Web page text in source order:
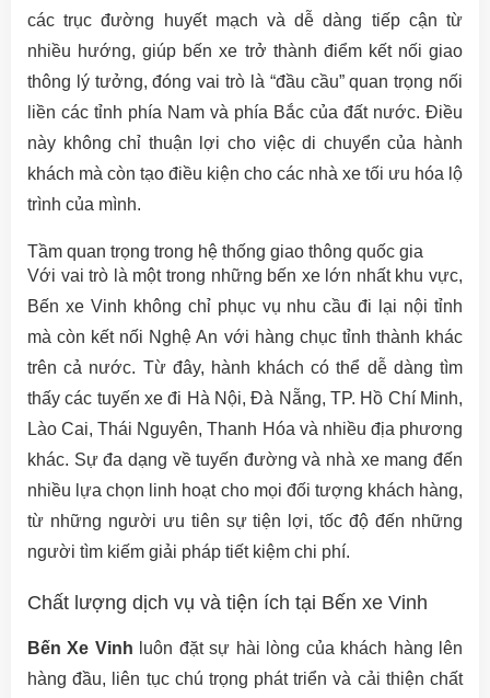
các trục đường huyết mạch và dễ dàng tiếp cận từ
nhiều hướng, giúp bến xe trở thành điểm kết nối giao
thông lý tưởng, đóng vai trò là “đầu cầu” quan trọng nối
liền các tỉnh phía Nam và phía Bắc của đất nước. Điều
này không chỉ thuận lợi cho việc di chuyển của hành
khách mà còn tạo điều kiện cho các nhà xe tối ưu hóa lộ
trình của mình.
Tầm quan trọng trong hệ thống giao thông quốc gia
Với vai trò là một trong những bến xe lớn nhất khu vực,
Bến xe Vinh không chỉ phục vụ nhu cầu đi lại nội tỉnh
mà còn kết nối Nghệ An với hàng chục tỉnh thành khác
trên cả nước. Từ đây, hành khách có thể dễ dàng tìm
thấy các tuyến xe đi Hà Nội, Đà Nẵng, TP. Hồ Chí Minh,
Lào Cai, Thái Nguyên, Thanh Hóa và nhiều địa phương
khác. Sự đa dạng về tuyến đường và nhà xe mang đến
nhiều lựa chọn linh hoạt cho mọi đối tượng khách hàng,
từ những người ưu tiên sự tiện lợi, tốc độ đến những
người tìm kiếm giải pháp tiết kiệm chi phí.
Chất lượng dịch vụ và tiện ích tại Bến xe Vinh
Bến Xe Vinh luôn đặt sự hài lòng của khách hàng lên
hàng đầu, liên tục chú trọng phát triển và cải thiện chất